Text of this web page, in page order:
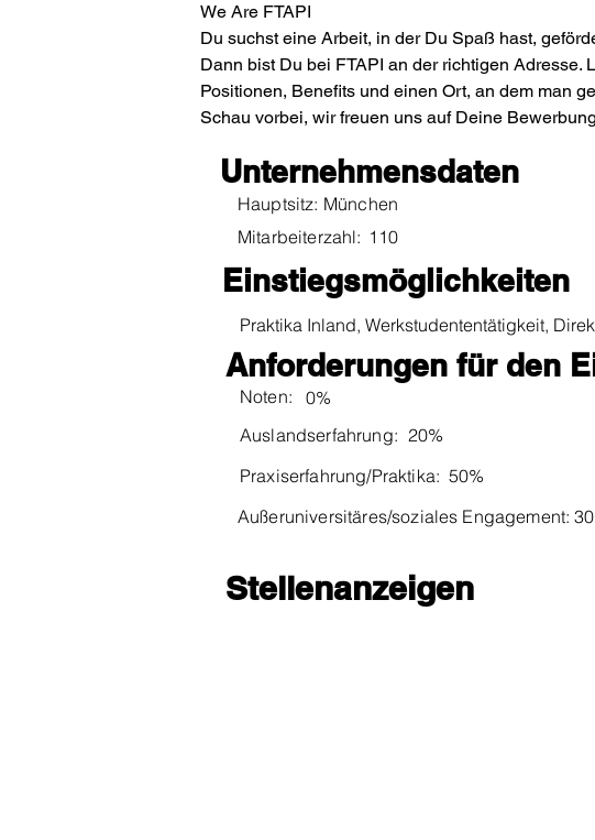
We Are FTAPI
Du suchst eine Arbeit, in der Du Spaß hast,
Dann bist Du bei FTAPI an der richtigen
Positionen, Benefits und einen Ort, an dem man
Schau vorbei, wir freuen uns auf Deine
Unternehmensdaten
Hauptsitz: München
Mitarbeiterzahl: 110
Einstiegsmöglichkeiten
Praktika Inland, Werkstudententätigkeit,
Anforderungen für den
Noten:
0%
Auslandserfahrung: 20%
Praxiserfahrung/Praktika: 50%
Außeruniversitäres/soziales Engagement:
Stellenanzeigen